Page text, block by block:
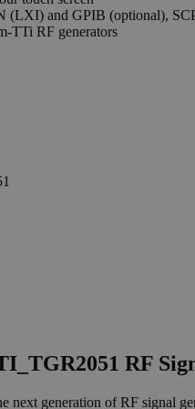
(LXI) and GPIB (optional),
TTi RF generators
RF
next generation of RF signal